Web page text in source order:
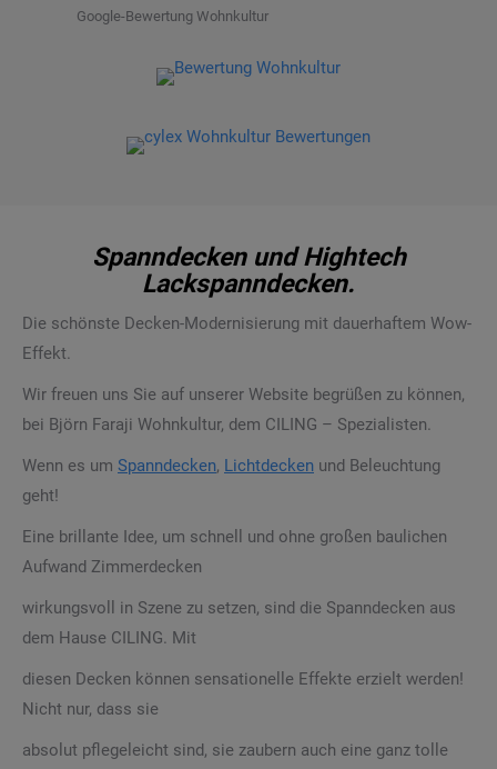
Google-Bewertung Wohnkultur
Spanndecken und Hightech
Lackspanndecken.
Die schönste Decken-Modernisierung mit dauerhaftem Wow-
Effekt.
Wir freuen uns Sie auf unserer Website begrüßen zu können,
bei Björn Faraji Wohnkultur, dem CILING – Spezialisten.
Wenn es um Spanndecken, Lichtdecken und Beleuchtung
geht!
Eine brillante Idee, um schnell und ohne großen baulichen
Aufwand Zimmerdecken
wirkungsvoll in Szene zu setzen, sind die Spanndecken aus
dem Hause CILING. Mit
diesen Decken können sensationelle Effekte erzielt werden!
Nicht nur, dass sie
absolut pflegeleicht sind, sie zaubern auch eine ganz tolle